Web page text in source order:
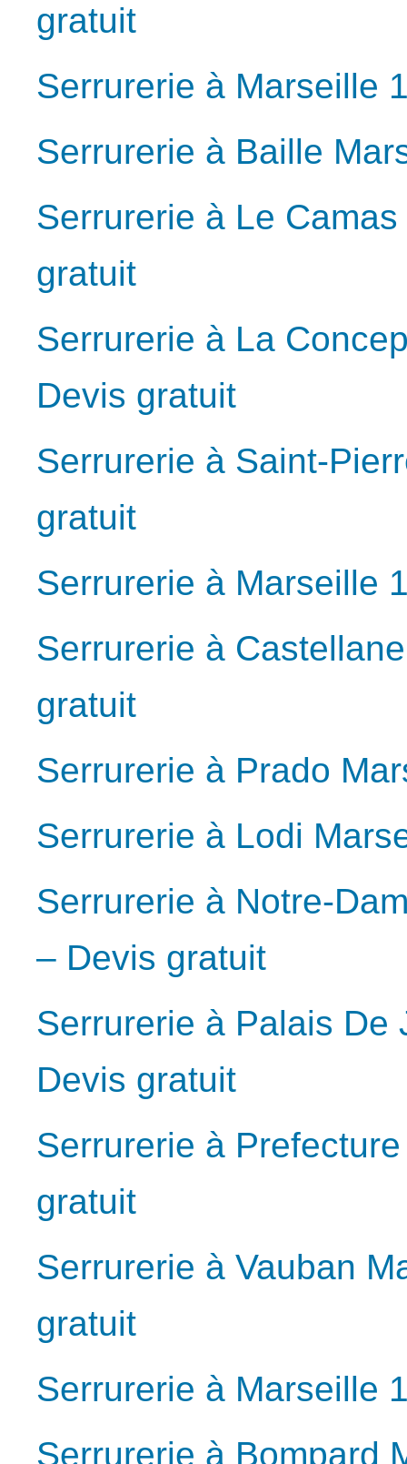
gratuit
Serrurerie à Marseille
Serrurerie à Baille
Serrurerie à Le
gratuit
Serrurerie à La
Devis gratuit
Serrurerie à Saint-
gratuit
Serrurerie à Marseille
Serrurerie à
gratuit
Serrurerie à Prado
Serrurerie à Lodi
Serrurerie à Notre-
– Devis gratuit
Serrurerie à Palais De
Devis gratuit
Serrurerie à
gratuit
Serrurerie à Vauban
gratuit
Serrurerie à Marseille
Serrurerie à Bompard